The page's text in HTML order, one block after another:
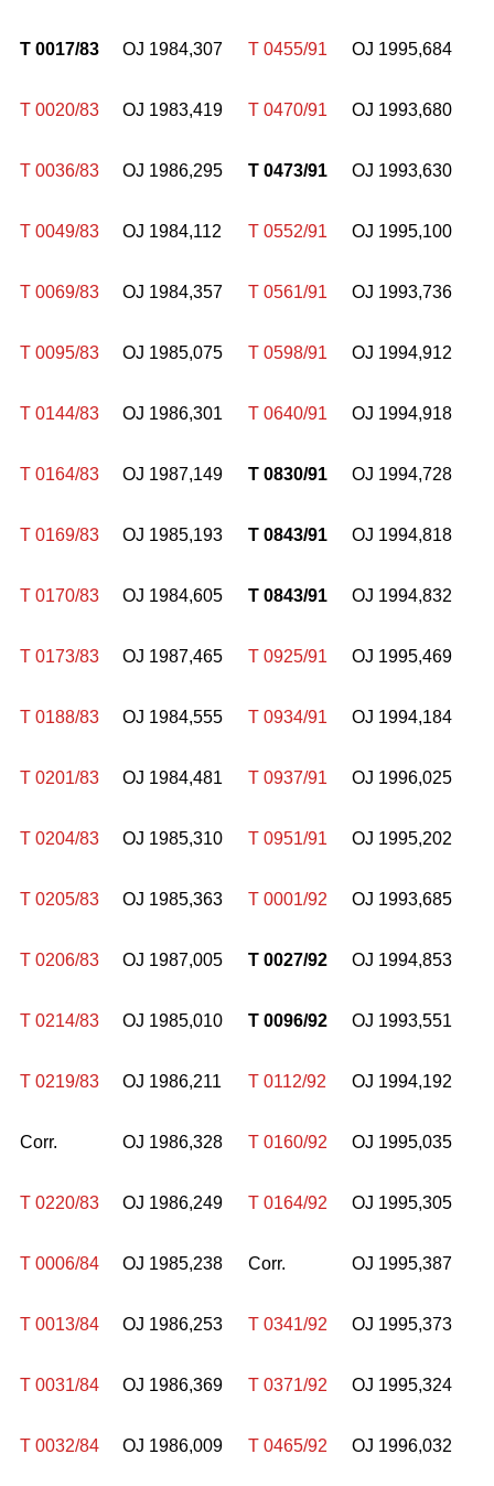
T 0017/83 OJ 1984,307 T 0455/91 OJ 1995,684
T 0020/83 OJ 1983,419 T 0470/91 OJ 1993,680
T 0036/83 OJ 1986,295 T 0473/91 OJ 1993,630
T 0049/83 OJ 1984,112 T 0552/91 OJ 1995,100
T 0069/83 OJ 1984,357 T 0561/91 OJ 1993,736
T 0095/83 OJ 1985,075 T 0598/91 OJ 1994,912
T 0144/83 OJ 1986,301 T 0640/91 OJ 1994,918
T 0164/83 OJ 1987,149 T 0830/91 OJ 1994,728
T 0169/83 OJ 1985,193 T 0843/91 OJ 1994,818
T 0170/83 OJ 1984,605 T 0843/91 OJ 1994,832
T 0173/83 OJ 1987,465 T 0925/91 OJ 1995,469
T 0188/83 OJ 1984,555 T 0934/91 OJ 1994,184
T 0201/83 OJ 1984,481 T 0937/91 OJ 1996,025
T 0204/83 OJ 1985,310 T 0951/91 OJ 1995,202
T 0205/83 OJ 1985,363 T 0001/92 OJ 1993,685
T 0206/83 OJ 1987,005 T 0027/92 OJ 1994,853
T 0214/83 OJ 1985,010 T 0096/92 OJ 1993,551
T 0219/83 OJ 1986,211 T 0112/92 OJ 1994,192
Corr. OJ 1986,328 T 0160/92 OJ 1995,035
T 0220/83 OJ 1986,249 T 0164/92 OJ 1995,305
T 0006/84 OJ 1985,238 Corr. OJ 1995,387
T 0013/84 OJ 1986,253 T 0341/92 OJ 1995,373
T 0031/84 OJ 1986,369 T 0371/92 OJ 1995,324
T 0032/84 OJ 1986,009 T 0465/92 OJ 1996,032